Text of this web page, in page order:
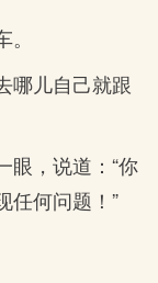
哪儿自己就跟
眼，说道：“你
任何问题！”